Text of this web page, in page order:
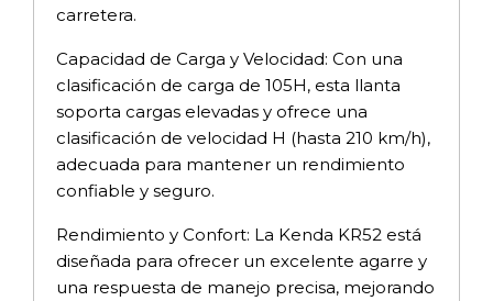
carretera.
Capacidad de Carga y Velocidad: Con una
clasificación de carga de 105H, esta llanta
soporta cargas elevadas y ofrece una
clasificación de velocidad H (hasta 210 km/h),
adecuada para mantener un rendimiento
confiable y seguro.
Rendimiento y Confort: La Kenda KR52 está
diseñada para ofrecer un excelente agarre y
una respuesta de manejo precisa, mejorando